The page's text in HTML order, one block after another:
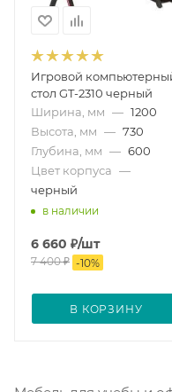
Игровой
стол GT-2310 черный
Ширина, мм — 1200
Высота, мм — 730
Глубина, мм — 600
Цвет корпуса —
черный
в наличии
6 660 ₽/шт
7 400₽ -10%
В КОРЗИНУ